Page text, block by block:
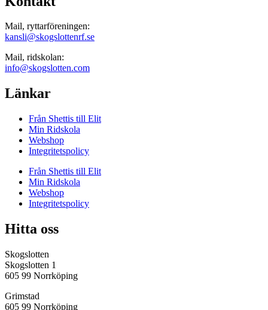
Mail, ryttarföreningen:
kansli@skogslottenrf.se
Mail, ridskolan:
info@skogslotten.com
Länkar
Från Shettis till Elit
Min Ridskola
Webshop
Integritetspolicy
Från Shettis till Elit
Min Ridskola
Webshop
Integritetspolicy
Hitta oss
Skogslotten
Skogslotten 1
605 99 Norrköping
Grimstad
605 99 Norrköping